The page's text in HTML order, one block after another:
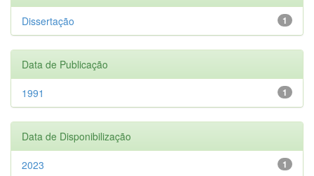
1
Dissertação
Data de Publicação
1
1991
Data de Disponibilização
1
2023